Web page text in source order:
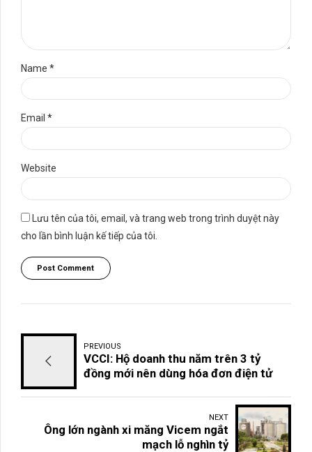
Name *
Email *
Website
Lưu tên của tôi, email, và trang web trong trình duyệt này
cho lần bình luận kế tiếp của tôi.
Post Comment
PREVIOUS
VCCI: Hộ doanh thu năm trên 3 tỷ
đồng mới nên dùng hóa đơn điện tử
NEXT
Ông lớn ngành xi măng Vicem ngắt
mạch lỗ nghìn tỷ